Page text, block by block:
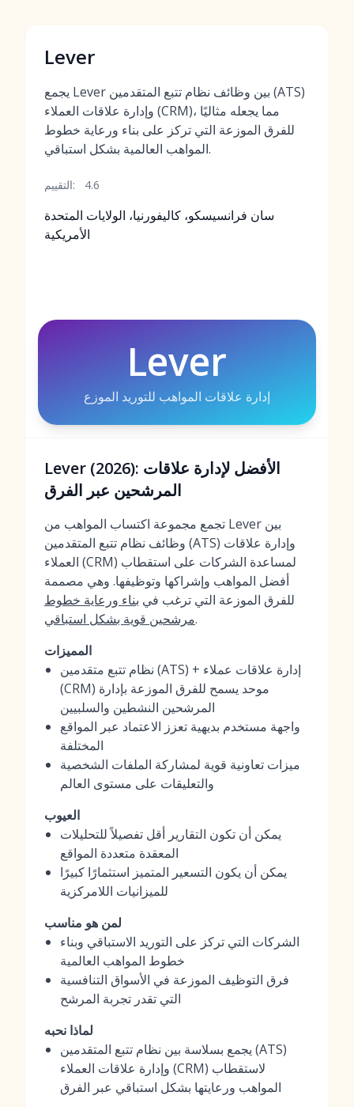
Lever
يجمع Lever بين وظائف نظام تتبع المتقدمين (ATS)
وإدارة علاقات العملاء (CRM)، مما يجعله مثاليًا
للفرق الموزعة التي تركز على بناء ورعاية خطوط
المواهب العالمية بشكل استباقي.
التقييم: 4.6
سان فرانسيسكو، كاليفورنيا، الولايات المتحدة
الأمريكية
Lever
إدارة علاقات المواهب للتوريد الموزع
Lever (2026): الأفضل لإدارة علاقات
المرشحين عبر الفرق
تجمع مجموعة اكتساب المواهب من Lever بين
وظائف نظام تتبع المتقدمين (ATS) وإدارة علاقات
العملاء (CRM) لمساعدة الشركات على استقطاب
أفضل المواهب وإشراكها وتوظيفها. وهي مصممة
للفرق الموزعة التي ترغب في بناء ورعاية خطوط
مرشحين قوية بشكل استباقي.
المميزات
نظام تتبع متقدمين (ATS) + إدارة علاقات عملاء
(CRM) موحد يسمح للفرق الموزعة بإدارة
المرشحين النشطين والسلبيين
واجهة مستخدم بديهية تعزز الاعتماد عبر المواقع
المختلفة
ميزات تعاونية قوية لمشاركة الملفات الشخصية
والتعليقات على مستوى العالم
العيوب
يمكن أن تكون التقارير أقل تفصيلاً للتحليلات
المعقدة متعددة المواقع
يمكن أن يكون التسعير المتميز استثمارًا كبيرًا
للميزانيات اللامركزية
لمن هو مناسب
الشركات التي تركز على التوريد الاستباقي وبناء
خطوط المواهب العالمية
فرق التوظيف الموزعة في الأسواق التنافسية
التي تقدر تجربة المرشح
لماذا نحبه
يجمع بسلاسة بين نظام تتبع المتقدمين (ATS)
وإدارة علاقات العملاء (CRM) لاستقطاب
المواهب ورعايتها بشكل استباقي عبر الفرق